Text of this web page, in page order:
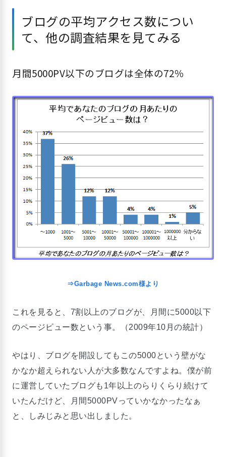
ブログの平均アクセス数につい
て、他の調査結果を見てみる
月間5000PV以下のブログは全体の72％
⇒Garbage News.com様より
これを見ると、7割以上のブログが、月間に5000以下
のページビュー数という事。（2009年10月の統計）
やはり、ブログを開設してもこの5000という壁がな
かなか超えられない人が大多数なんですよね。僕が前
に運営していたブログも1年以上のらりくらり続けて
いたんだけど、月間5000PVっていかなかったなぁ
と、しみじみと思い出しました。